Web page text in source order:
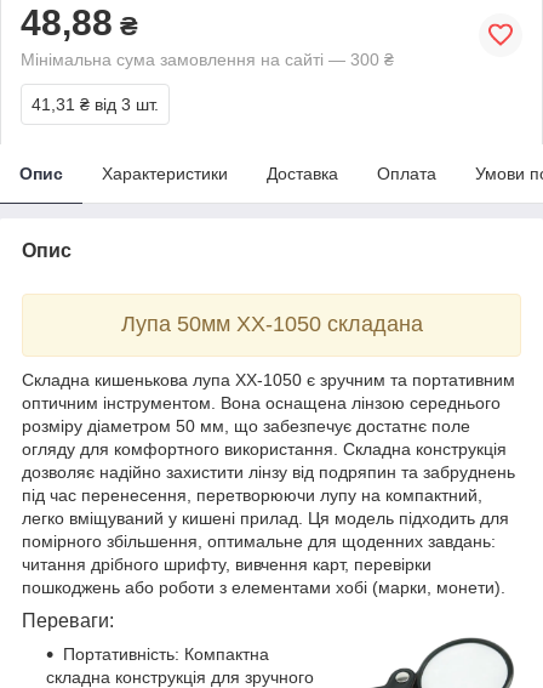
48,88 ₴
Мінімальна сума замовлення на сайті — 300 ₴
41,31 ₴ від 3 шт.
Опис Характеристики Доставка Оплата Умови
Опис
Лупа 50мм ХХ-1050 складана
Складна кишенькова лупа ХХ-1050 є зручним та портативним
оптичним інструментом. Вона оснащена лінзою середнього
розміру діаметром 50 мм, що забезпечує достатнє поле
огляду для комфортного використання. Складна конструкція
дозволяє надійно захистити лінзу від подряпин та забруднень
під час перенесення, перетворюючи лупу на компактний,
легко вміщуваний у кишені прилад. Ця модель підходить для
помірного збільшення, оптимальне для щоденних завдань:
читання дрібного шрифту, вивчення карт, перевірки
пошкоджень або роботи з елементами хобі (марки, монети).
Переваги:
Портативність: Компактна
складна конструкція для зручного